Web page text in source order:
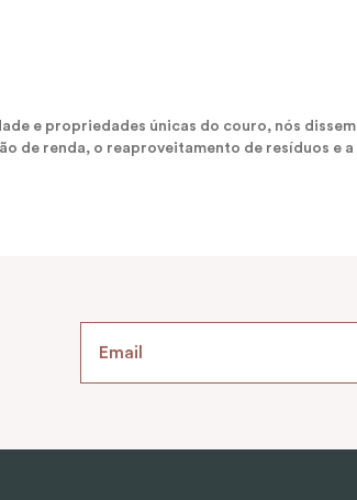
e propriedades únicas do couro, nós
de renda, o reaproveitamento de resíduos e